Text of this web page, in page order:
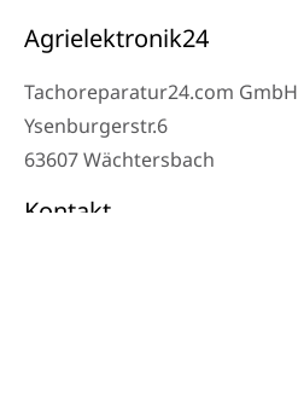
Agrielektronik24
Tachoreparatur24.com GmbH
Ysenburgerstr.6
63607 Wächtersbach
Kontakt